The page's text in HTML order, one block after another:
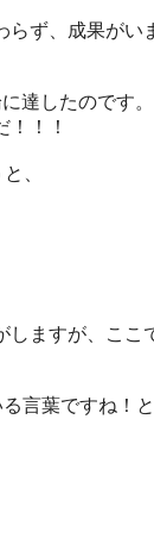
ず、成果がい
達したのです。
！！
、
しますが、ここ
言葉ですね！